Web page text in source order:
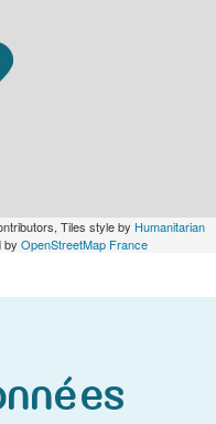
Tiles style by Humanitarian
byOpenStreetMap France